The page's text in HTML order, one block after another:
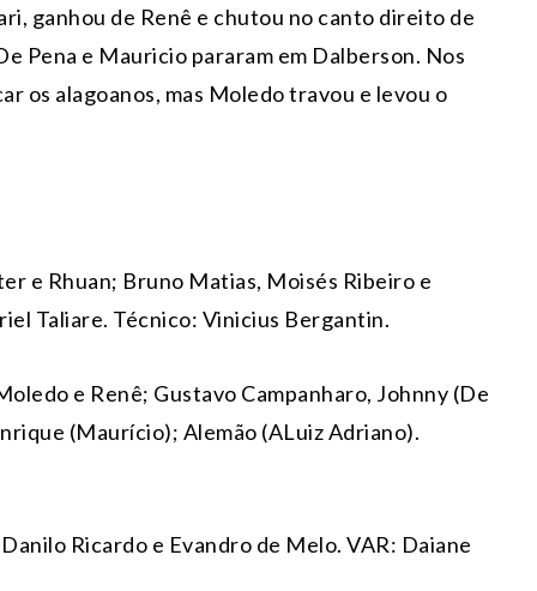
ganhou de Renê e chutou no canto direito de
Pena e Mauricio pararam em Dalberson. Nos
os alagoanos, mas Moledo travou e levou o
e Rhuan; Bruno Matias, Moisés Ribeiro e
Taliare. Técnico: Vinicius Bergantin.
e Renê; Gustavo Campanharo, Johnny (De
(Maurício); Alemão (ALuiz Adriano).
Ricardo e Evandro de Melo. VAR: Daiane